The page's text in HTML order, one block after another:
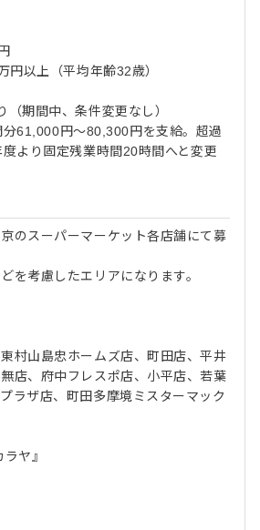
以上（平均年齢32歳）
期間中、条件変更なし）
61,000円～80,300円を支給。超過
より固定残業時間20時間へと変更
京のスーパーマーケット各店舗にて募
を考慮したエリアになります。
村山島忠ホームズ店、町田店、平井
店、府中フレスポ店、小平店、若葉
ラザ店、町田多摩境ミスターマック
ヤ』